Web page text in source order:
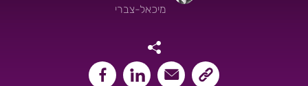
מיכאל-צברי
שיתוף קישור העמוד
שיתוף במיילשיתוף בלינקאדיןשיתוף בפייסבוק